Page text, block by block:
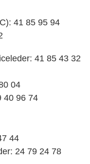
41 85 95 94
41 85 43 32
04
40 96 74
44
24 79 24 78